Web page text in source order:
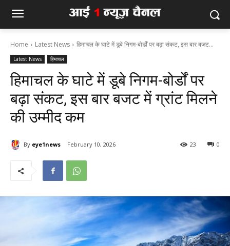
Home Latest News हिमाचल के घाटे में डूबे निगम-बोर्डों पर बढ़ा संकट, इस बार बजट...
Latest News हिमाचल
हिमाचल के घाटे में डूबे निगम-बोर्डों पर
बढ़ा संकट, इस बार बजट में ग्रांट मिलने
की उम्मीद कम
By eye1news February 10, 2026 0
23